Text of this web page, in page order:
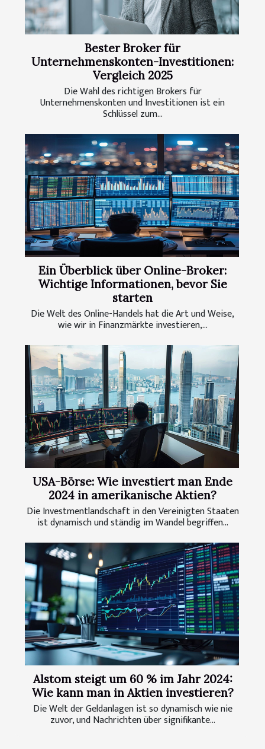
Bester Broker für
Unternehmenskonten-Investitionen:
Vergleich 2025
Die Wahl des richtigen Brokers für
Unternehmenskonten und Investitionen ist ein
Schlüssel zum...
Ein Überblick über Online-Broker:
Wichtige Informationen, bevor Sie
starten
Die Welt des Online-Handels hat die Art und Weise,
wie wir in Finanzmärkte investieren,...
USA-Börse: Wie investiert man Ende
2024 in amerikanische Aktien?
Die Investmentlandschaft in den Vereinigten Staaten
ist dynamisch und ständig im Wandel begriffen...
Alstom steigt um 60 % im Jahr 2024:
Wie kann man in Aktien investieren?
Die Welt der Geldanlagen ist so dynamisch wie nie
zuvor, und Nachrichten über signifikante...